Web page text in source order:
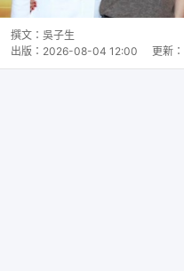
撰文： 吳子生
出版： 2026-08-04 12:00 更新：